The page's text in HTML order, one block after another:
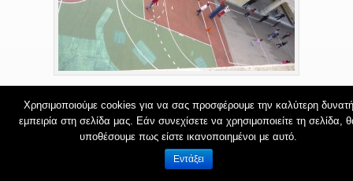
Χρησιμοποιούμε cookies για να σας προσφέρουμε την καλύτερη δυνατή
εμπειρία στη σελίδα μας. Εάν συνεχίσετε να χρησιμοποιείτε τη σελίδα,
υποθέσουμε πως είστε ικανοποιημένοι με αυτό.
Εντάξει